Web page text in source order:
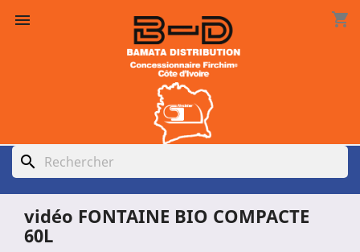
 shopping_cart
search
vidéo FONTAINE BIO COMPACTE
60L